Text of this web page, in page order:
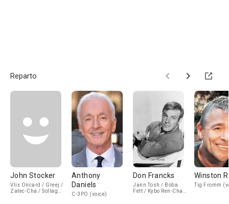
Reparto
John Stocker
Vlix Oncard / Greej /
Zatec-Cha / Sollag
Anthony
Daniels
C-3PO (voice)
Don Francks
Jann Tosh / Boba
Fett / Kybo Ren-Cha
Winston
Tig Fromm